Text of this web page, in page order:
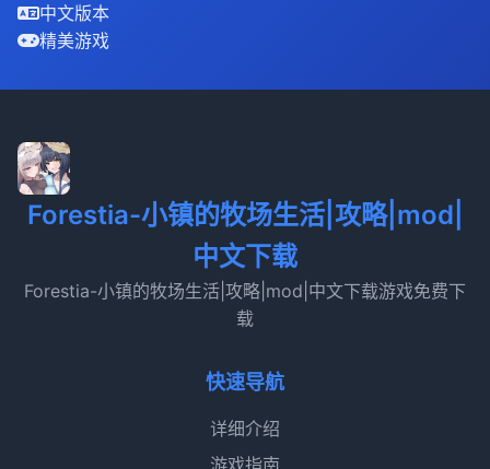
中文版本
精美游戏
Forestia-小镇的牧场生活|攻略|mod|
中文下载
Forestia-小镇的牧场生活|攻略|mod|中文下载游戏免费下
载
快速导航
详细介绍
游戏指南